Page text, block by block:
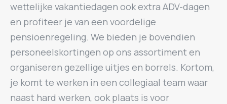
wettelijke vakantiedagen ook extra ADV-dagen
en profiteer je van een voordelige
pensioenregeling. We bieden je bovendien
personeelskortingen op ons assortiment en
organiseren gezellige uitjes en borrels. Kortom,
je komt te werken in een collegiaal team waar
naast hard werken, ook plaats is voor